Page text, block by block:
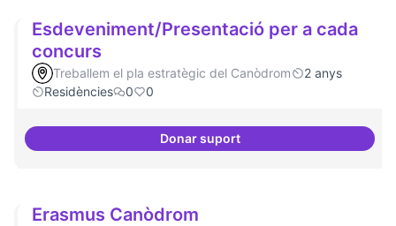
Esdeveniment/Presentació per a cada
concurs
Treballem el pla estratègic del Canòdrom
2 anys
Residències
0 0
Donar suportEsdeveniment/Presentació per
Erasmus Canòdrom